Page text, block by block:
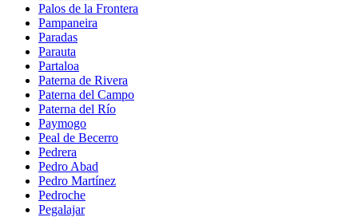
Palos de la Frontera
Pampaneira
Paradas
Parauta
Partaloa
Paterna de Rivera
Paterna del Campo
Paterna del Río
Paymogo
Peal de Becerro
Pedrera
Pedro Abad
Pedro Martínez
Pedroche
Pegalajar